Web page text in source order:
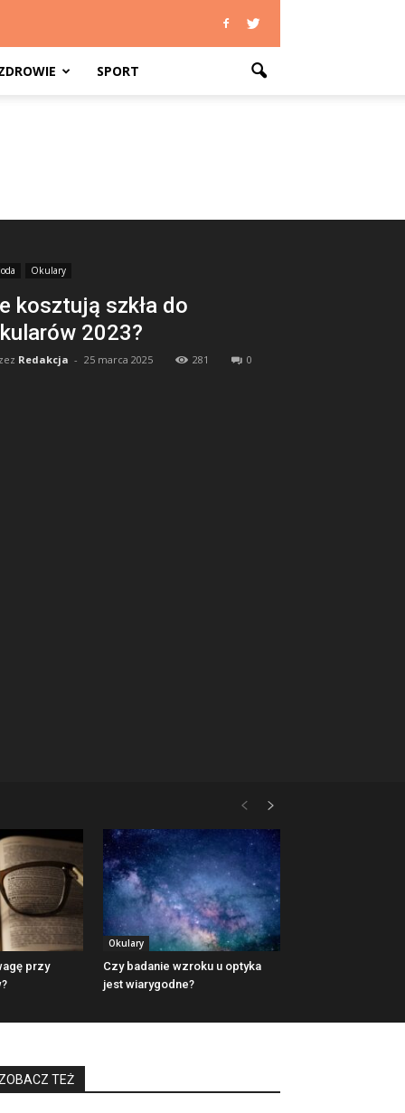
SPORT
Okulary
kosztują szkła do
2023?
Redakcja - 25 marca 2025 281 0
przy
Okulary
Czy badanie wzroku u optyka
jest wiarygodne?
ZOBACZ TEŻ